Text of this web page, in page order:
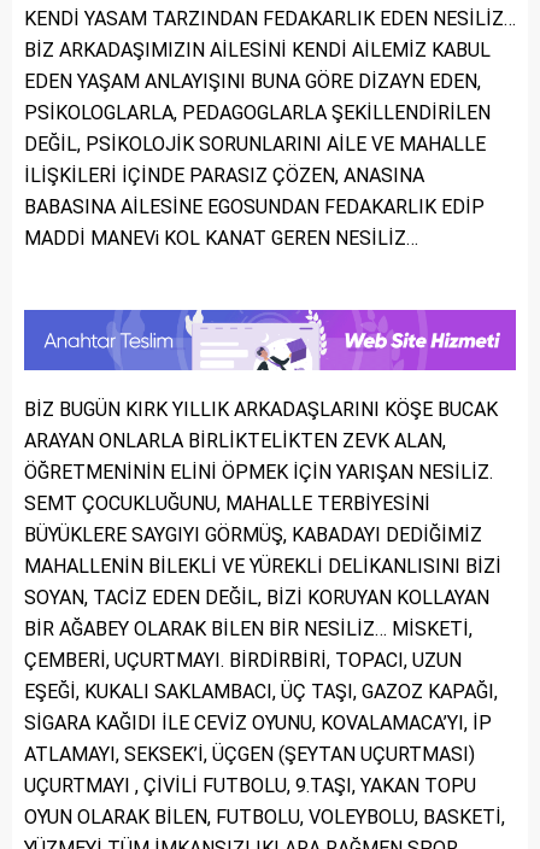
KENDİ YASAM TARZINDAN FEDAKARLIK EDEN NESİLİZ…
BİZ ARKADAŞIMIZIN AİLESİNİ KENDİ AİLEMİZ KABUL
EDEN YAŞAM ANLAYIŞINI BUNA GÖRE DİZAYN EDEN,
PSİKOLOGLARLA, PEDAGOGLARLA ŞEKİLLENDİRİLEN
DEĞİL, PSİKOLOJİK SORUNLARINI AİLE VE MAHALLE
İLİŞKİLERİ İÇİNDE PARASIZ ÇÖZEN, ANASINA
BABASINA AİLESİNE EGOSUNDAN FEDAKARLIK EDİP
MADDİ MANEVi KOL KANAT GEREN NESİLİZ…
BİZ BUGÜN KIRK YILLIK ARKADAŞLARINI KÖŞE BUCAK
ARAYAN ONLARLA BİRLİKTELİKTEN ZEVK ALAN,
ÖĞRETMENİNİN ELİNİ ÖPMEK İÇİN YARIŞAN NESİLİZ.
SEMT ÇOCUKLUĞUNU, MAHALLE TERBİYESİNİ
BÜYÜKLERE SAYGIYI GÖRMÜŞ, KABADAYI DEDİĞİMİZ
MAHALLENİN BİLEKLİ VE YÜREKLİ DELİKANLISINI BİZİ
SOYAN, TACİZ EDEN DEĞİL, BİZİ KORUYAN KOLLAYAN
BİR AĞABEY OLARAK BİLEN BİR NESİLİZ… MİSKETİ,
ÇEMBERİ, UÇURTMAYI. BİRDİRBİRİ, TOPACI, UZUN
EŞEĞİ, KUKALI SAKLAMBACI, ÜÇ TAŞI, GAZOZ KAPAĞI,
SİGARA KAĞIDI İLE CEVİZ OYUNU, KOVALAMACA’YI, İP
ATLAMAYI, SEKSEK’İ, ÜÇGEN (ŞEYTAN UÇURTMASI)
UÇURTMAYI , ÇİVİLİ FUTBOLU, 9.TAŞI, YAKAN TOPU
OYUN OLARAK BİLEN, FUTBOLU, VOLEYBOLU, BASKETİ,